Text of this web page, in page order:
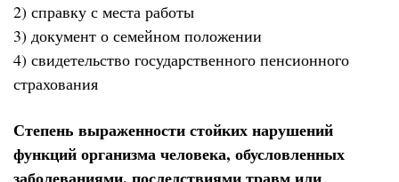
2) справку с места работы
3) документ о семейном положении
4) свидетельство государственного пенсионного
страхования
Степень выраженности стойких нарушений
функций организма человека, обусловленных